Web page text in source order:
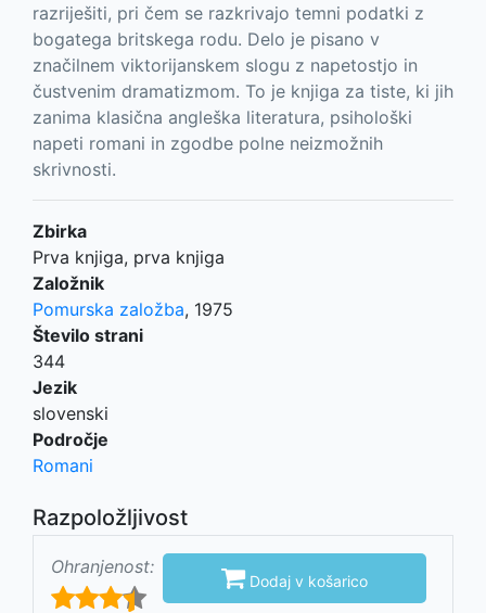
razriješiti, pri čem se razkrivajo temni podatki z
bogatega britskega rodu. Delo je pisano v
značilnem viktorijanskem slogu z napetostjo in
čustvenim dramatizmom. To je knjiga za tiste, ki jih
zanima klasična angleška literatura, psihološki
napeti romani in zgodbe polne neizmožnih
skrivnosti.
Zbirka
Prva knjiga, prva knjiga
Založnik
Pomurska založba, 1975
Število strani
344
Jezik
slovenski
Področje
Romani
Razpoložljivost
Ohranjenost:  Dodaj v košarico